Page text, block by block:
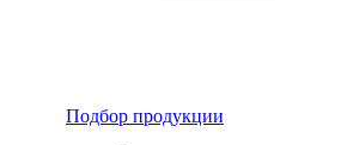
Подбор продукции